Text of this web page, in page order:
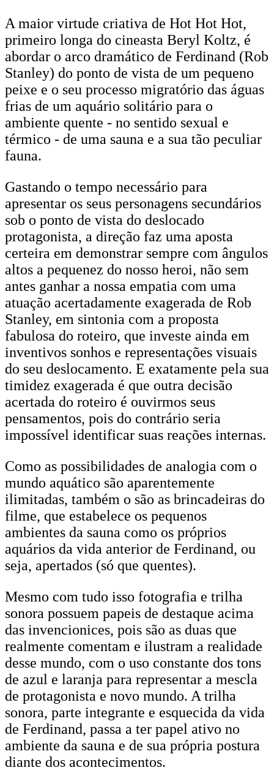
A maior virtude criativa de Hot Hot Hot,
primeiro longa do cineasta Beryl Koltz, é
abordar o arco dramático de Ferdinand (Rob
Stanley) do ponto de vista de um pequeno
peixe e o seu processo migratório das águas
frias de um aquário solitário para o
ambiente quente - no sentido sexual e
térmico - de uma sauna e a sua tão peculiar
fauna.
Gastando o tempo necessário para
apresentar os seus personagens secundários
sob o ponto de vista do deslocado
protagonista, a direção faz uma aposta
certeira em demonstrar sempre com ângulos
altos a pequenez do nosso heroi, não sem
antes ganhar a nossa empatia com uma
atuação acertadamente exagerada de Rob
Stanley, em sintonia com a proposta
fabulosa do roteiro, que investe ainda em
inventivos sonhos e representações visuais
do seu deslocamento. E exatamente pela sua
timidez exagerada é que outra decisão
acertada do roteiro é ouvirmos seus
pensamentos, pois do contrário seria
impossível identificar suas reações internas.
Como as possibilidades de analogia com o
mundo aquático são aparentemente
ilimitadas, também o são as brincadeiras do
filme, que estabelece os pequenos
ambientes da sauna como os próprios
aquários da vida anterior de Ferdinand, ou
seja, apertados (só que quentes).
Mesmo com tudo isso fotografia e trilha
sonora possuem papeis de destaque acima
das invencionices, pois são as duas que
realmente comentam e ilustram a realidade
desse mundo, com o uso constante dos tons
de azul e laranja para representar a mescla
de protagonista e novo mundo. A trilha
sonora, parte integrante e esquecida da vida
de Ferdinand, passa a ter papel ativo no
ambiente da sauna e de sua própria postura
diante dos acontecimentos.